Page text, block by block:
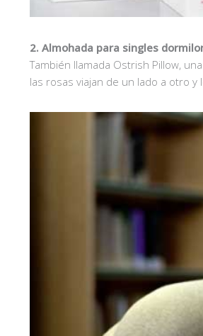
2. Almohada para singles
También llamada Ostrish Pillow,
las rosas viajan de un lado a otro